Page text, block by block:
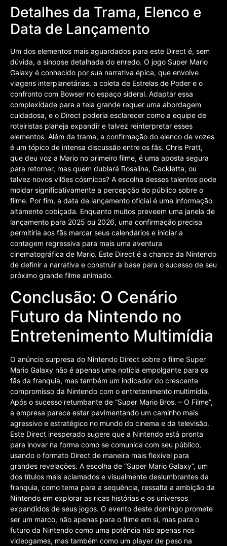
Detalhes da Trama, Elenco e
Data de Lançamento
Um dos elementos mais aguardados para este Direct é, sem
dúvida, a sinopse detalhada do enredo. O jogo Super Mario
Galaxy é conhecido por sua narrativa épica, que envolve
viagens interplanetárias, a coleta de Estrelas de Poder e o
confronto com Bowser no espaço sideral. Adaptar essa
complexidade para a tela grande requer uma abordagem
cuidadosa, e o Direct poderia esclarecer como a equipe de
roteiristas planeja expandir e talvez reinterpretar esses
elementos. Além da trama, a confirmação do elenco de vozes
é um tópico de intensa discussão entre os fãs. Chris Pratt,
que deu voz a Mario no primeiro filme, é uma aposta segura
para retornar, mas quem dublará Rosalina, Cackletta, ou
talvez novos vilões cósmicos? A escolha desses talentos pode
moldar significativamente a percepção do público sobre o
filme. Por fim, a data de lançamento oficial é uma informação
altamente cobiçada. Enquanto muitos preveem uma janela de
lançamento para 2025 ou 2026, uma confirmação precisa
permitiria aos fãs marcar seus calendários e iniciar a
contagem regressiva para mais uma aventura
cinematográfica de Mario. Este Direct é a chance da Nintendo
de definir a narrativa e construir a base para o sucesso de seu
próximo grande filme animado.
Conclusão: O Cenário
Futuro da Nintendo no
Entretenimento Multimídia
O anúncio surpresa do Nintendo Direct sobre o filme Super
Mario Galaxy não é apenas uma notícia empolgante para os
fãs da franquia, mas também um indicador do crescente
compromisso da Nintendo com o entretenimento multimídia.
Após o sucesso retumbante de “Super Mario Bros. – O Filme”,
a empresa parece estar pavimentando um caminho mais
agressivo e estratégico no mundo do cinema e da televisão.
Este Direct inesperado sugere que a Nintendo está pronta
para inovar na forma como se comunica com seu público,
usando o formato Direct de maneira mais flexível para
grandes revelações. A escolha de “Super Mario Galaxy”, um
dos títulos mais aclamados e visualmente deslumbrantes da
franquia, como tema para a sequência, ressalta a ambição da
Nintendo em explorar as ricas histórias e os universos
expandidos de seus jogos. O evento deste domingo promete
ser um marco, não apenas para o filme em si, mas para o
futuro da Nintendo como uma potência não apenas nos
videogames, mas também como um player de peso na